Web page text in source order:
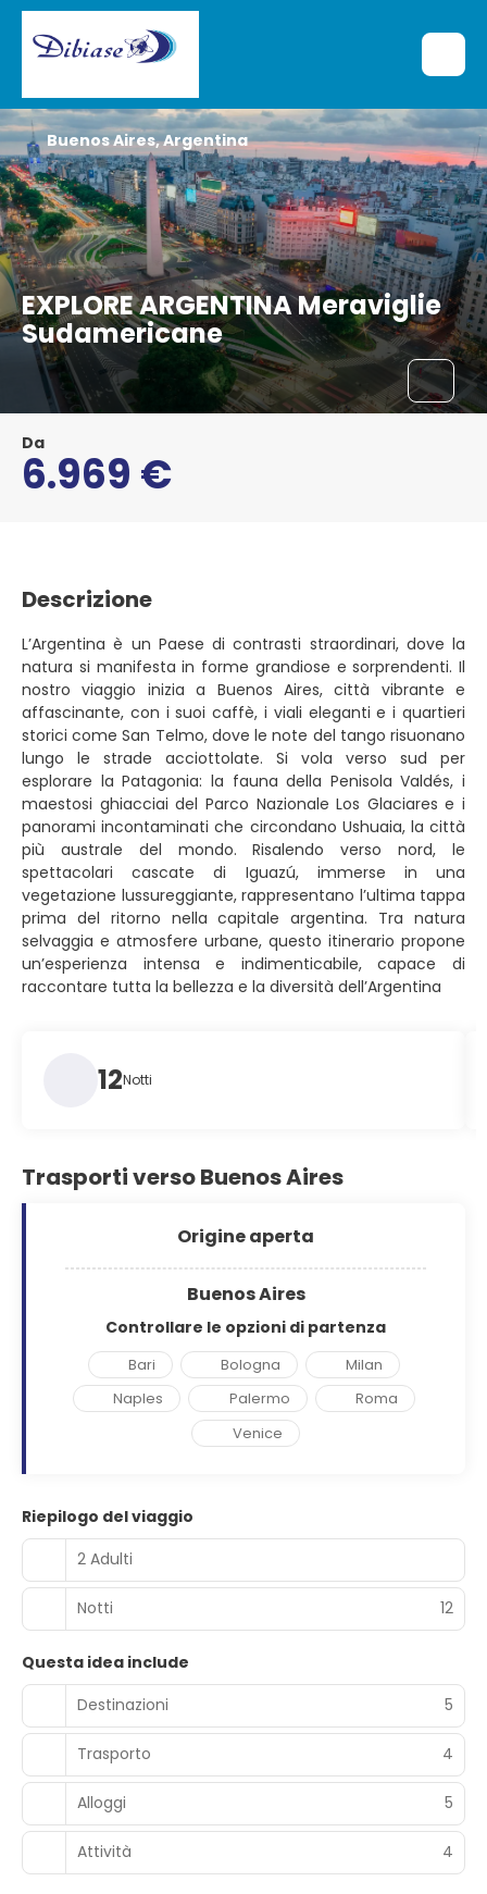
EXPLORE ARGENTINA Meraviglie
Sudamericane
Buenos Aires, Argentina
Da
6.969 €
Descrizione
L’Argentina è un Paese di contrasti straordinari, dove la
natura si manifesta in forme grandiose e sorprendenti. Il
nostro viaggio inizia a Buenos Aires, città vibrante e
affascinante, con i suoi caffè, i viali eleganti e i quartieri
storici come San Telmo, dove le note del tango risuonano
lungo le strade acciottolate. Si vola verso sud per
esplorare la Patagonia: la fauna della Penisola Valdés, i
maestosi ghiacciai del Parco Nazionale Los Glaciares e i
panorami incontaminati che circondano Ushuaia, la città
più australe del mondo. Risalendo verso nord, le
spettacolari cascate di Iguazú, immerse in una
vegetazione lussureggiante, rappresentano l’ultima tappa
prima del ritorno nella capitale argentina. Tra natura
selvaggia e atmosfere urbane, questo itinerario propone
un’esperienza intensa e indimenticabile, capace di
raccontare tutta la bellezza e la diversità dell’Argentina
12Notti
Trasporti verso Buenos Aires
Origine aperta
Buenos Aires
Controllare le opzioni di partenza
Bari Bologna
Milan
Naples
Palermo
Roma
Venice
Riepilogo del viaggio
2 Adulti
Notti 12
Questa idea include
Destinazioni
5
Trasporto 4
Alloggi 5
Attività 4